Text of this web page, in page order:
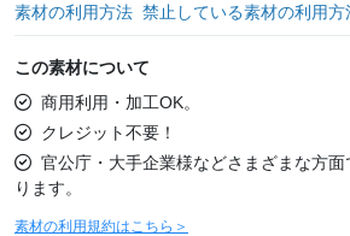
素材の利用方法 禁止している素材の利用方
この素材について
商用利用・加工OK。
クレジット不要！
官公庁・大手企業様などさまざまな方
ります。
素材の利用規約はこちら＞